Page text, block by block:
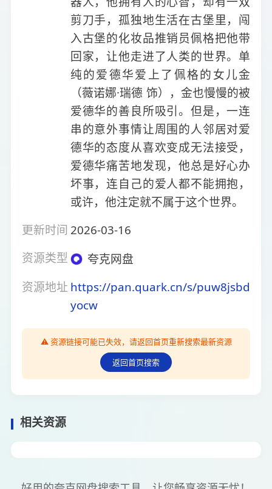
剪刀手，孤独地生活在古堡里，闯
入古堡的化妆品推销员佩格把他带
回家，让他走进了人类的世界。单
纯的爱德华爱上了佩格的女儿金
（薇诺娜·瑞德 饰），金也慢慢的被
爱德华的善良所吸引。但是，一连
串的意外事情让周围的人邻居对爱
德华的态度从喜欢变成无法接受，
爱德华痛苦地发现，他总是好心办
坏事，连自己的爱人都不能拥抱，
或许，他注定就不属于这个世界。
更新时间 2026-03-16
资源类型
夸克网盘
资源地址 https://pan.quark.cn/s/puw8jsbd
yocw
⚠️ 资源链接可能已失效，请返回首页重新搜索最新资源
返回首页搜索
相关资源